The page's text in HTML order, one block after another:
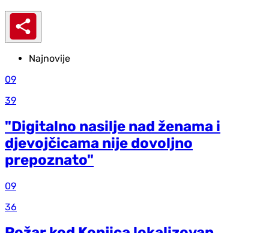
Najnovije
09
39
"Digitalno nasilje nad ženama i
djevojčicama nije dovoljno
prepoznato"
09
36